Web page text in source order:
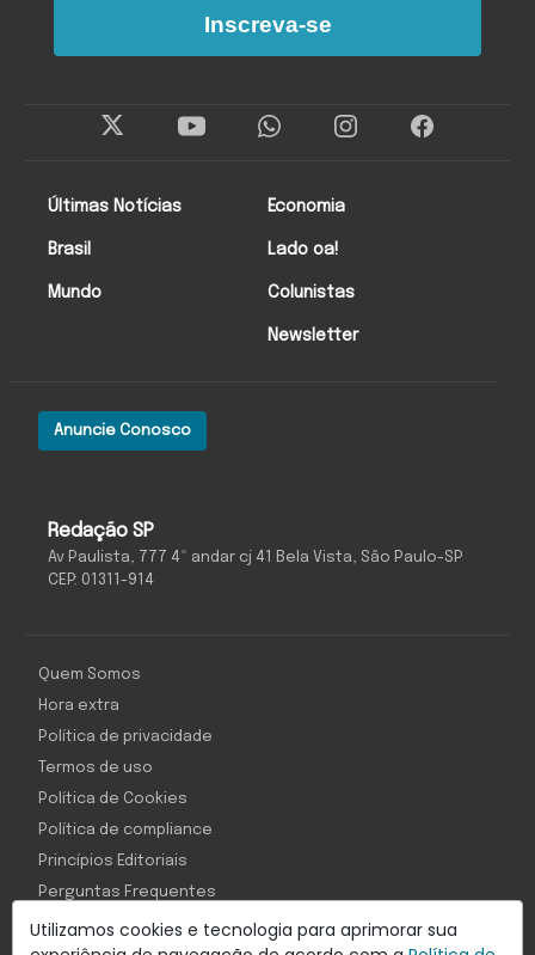
Utilizamos cookies e tecnologia para aprimorar sua
Redação SP
Av Paulista, 777 4º andar cj 41 Bela Vista, São Paulo-SP
CEP: 01311-914
Anuncie Conosco
Últimas Notícias
Brasil
Mundo
Economia
Lado oa!
Colunistas
Newsletter
Inscreva-se
Quem Somos
Hora extra
Política de privacidade
Termos de uso
Política de Cookies
Política de compliance
Princípios Editoriais
Perguntas Frequentes